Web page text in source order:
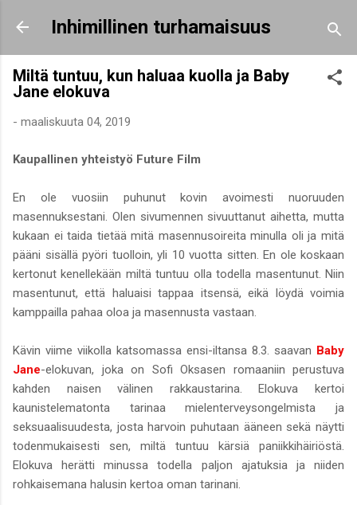
Siirry pääsisältöön
Inhimillinen turhamaisuus
Miltä tuntuu, kun haluaa kuolla ja Baby
Jane elokuva
- maaliskuuta 04, 2019
Kaupallinen yhteistyö Future Film
En ole vuosiin puhunut kovin avoimesti nuoruuden
masennuksestani. Olen sivumennen sivuuttanut aihetta, mutta
kukaan ei taida tietää mitä masennusoireita minulla oli ja mitä
pääni sisällä pyöri tuolloin, yli 10 vuotta sitten. En ole koskaan
kertonut kenellekään miltä tuntuu olla todella masentunut. Niin
masentunut, että haluaisi tappaa itsensä, eikä löydä voimia
kamppailla pahaa oloa ja masennusta vastaan.
Kävin viime viikolla katsomassa ensi-iltansa 8.3. saavan Baby
Jane-elokuvan, joka on Sofi Oksasen romaaniin perustuva
kahden naisen välinen rakkaustarina. Elokuva kertoi
kaunistelematonta tarinaa mielenterveysongelmista ja
seksuaalisuudesta, josta harvoin puhutaan ääneen sekä näytti
todenmukaisesti sen, miltä tuntuu kärsiä paniikkihäiriöstä.
Elokuva herätti minussa todella paljon ajatuksia ja niiden
rohkaisemana halusin kertoa oman tarinani.